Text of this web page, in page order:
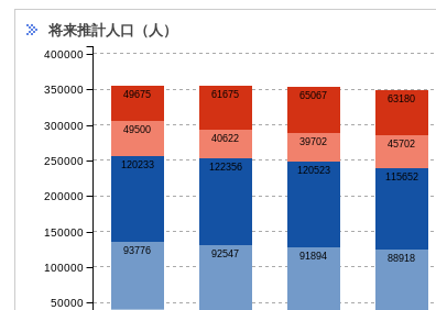
将来推計人口（人）
93776 92547 91894 88918
120233 122356 120523
115652
49500
40622 39702 45702
49675 61675 65067 63180
50000
100000
150000
200000
250000
300000
350000
400000